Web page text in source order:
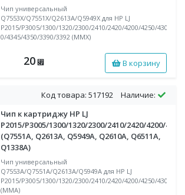
Чип универсальный
Q7553X/Q7551X/Q2613A/Q5949X для HP LJ
P2015/P3005/1300/1320/2300/2410/2420/4200/4250/430
0/4345/4350/3390/3392 (MMX)
20 ⃏ В корзину
Код товара: 517192
Наличие:
Чип к картриджу HP LJ
P2015/P3005/1300/1320/2300/2410/2420/4200/
(Q7551A, Q2613A, Q5949A, Q2610A, Q6511A,
Q1338A)
Чип универсальный
Q7553A/Q7551A/Q2613A/Q5949A для HP LJ
P2015/P3005/1300/1320/2300/2410/2420/4200/4250/4300/
(MMA)